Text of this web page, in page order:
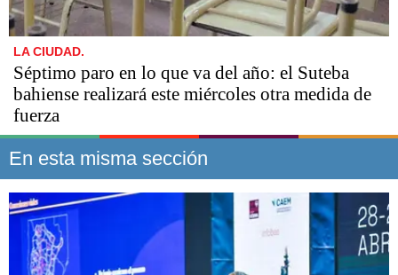
LA CIUDAD.
Séptimo paro en lo que va del año: el Suteba
bahiense realizará este miércoles otra medida de
fuerza
En esta misma sección